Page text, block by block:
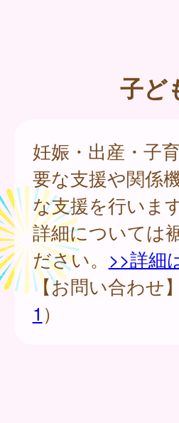
子ど
妊娠・出産・子
要な支援や関係
な支援を行います
詳細については
ださい。 >>詳細
【お問い合わせ
1 ）